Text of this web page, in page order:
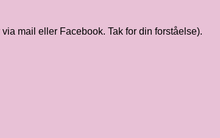
mail eller Facebook. Tak for din forståelse).